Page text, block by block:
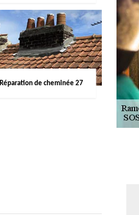
Réparation de cheminée 27